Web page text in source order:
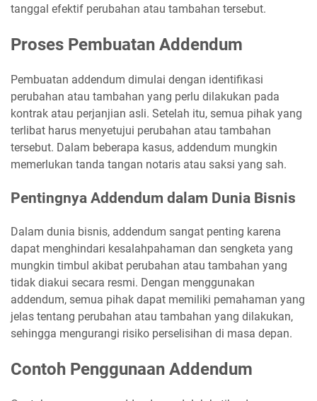
tanggal efektif perubahan atau tambahan tersebut.
Proses Pembuatan Addendum
Pembuatan addendum dimulai dengan identifikasi
perubahan atau tambahan yang perlu dilakukan pada
kontrak atau perjanjian asli. Setelah itu, semua pihak yang
terlibat harus menyetujui perubahan atau tambahan
tersebut. Dalam beberapa kasus, addendum mungkin
memerlukan tanda tangan notaris atau saksi yang sah.
Pentingnya Addendum dalam Dunia Bisnis
Dalam dunia bisnis, addendum sangat penting karena
dapat menghindari kesalahpahaman dan sengketa yang
mungkin timbul akibat perubahan atau tambahan yang
tidak diakui secara resmi. Dengan menggunakan
addendum, semua pihak dapat memiliki pemahaman yang
jelas tentang perubahan atau tambahan yang dilakukan,
sehingga mengurangi risiko perselisihan di masa depan.
Contoh Penggunaan Addendum